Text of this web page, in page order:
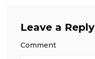
Leave a Reply
Comment